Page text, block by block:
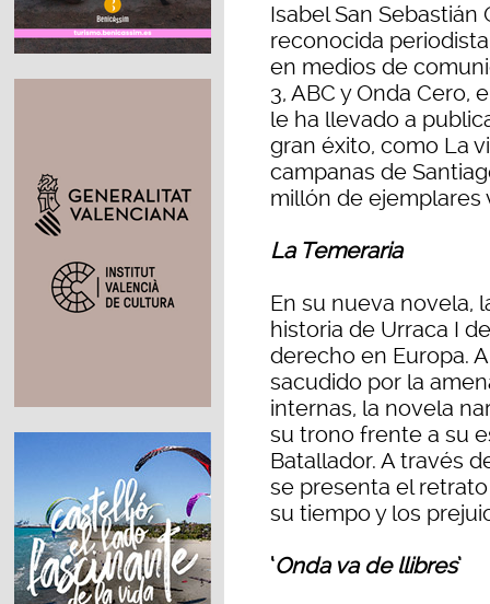
Isabel San Sebastián
reconocida
en medios de
3, ABC y Onda Cero,
le ha llevado a
gran éxito, como La
campanas de
millón de ejemplares
La Temeraria
En su nueva novela,
historia de Urraca I
derecho en Europa.
sacudido por la
internas, la novela
su trono frente a su
Batallador. A través
se presenta el
su tiempo y los
‘Onda va de llibres’